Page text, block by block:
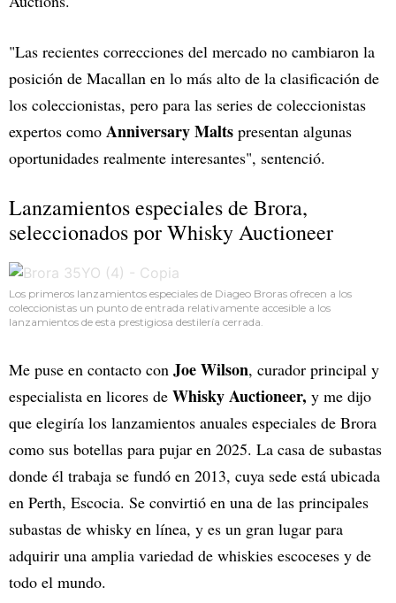
"Las recientes correcciones del mercado no cambiaron la
posición de Macallan en lo más alto de la clasificación de
los coleccionistas, pero para las series de coleccionistas
expertos como Anniversary Malts presentan algunas
oportunidades realmente interesantes", sentenció.
Lanzamientos especiales de Brora,
seleccionados por Whisky Auctioneer
Los primeros lanzamientos especiales de Diageo Broras ofrecen a los
coleccionistas un punto de entrada relativamente accesible a los
lanzamientos de esta prestigiosa destilería cerrada.
Me puse en contacto con Joe Wilson, curador principal y
especialista en licores de Whisky Auctioneer, y me dijo
que elegiría los lanzamientos anuales especiales de Brora
como sus botellas para pujar en 2025. La casa de subastas
donde él trabaja se fundó en 2013, cuya sede está ubicada
en Perth, Escocia. Se convirtió en una de las principales
subastas de whisky en línea, y es un gran lugar para
adquirir una amplia variedad de whiskies escoceses y de
todo el mundo.